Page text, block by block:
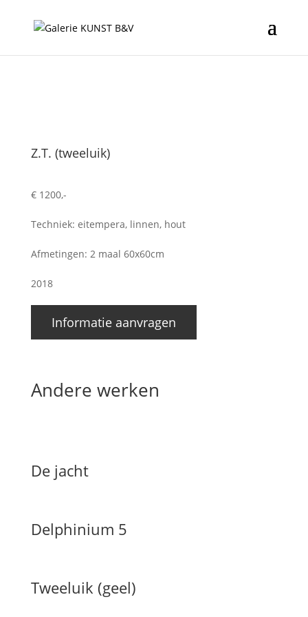
Z.T. (tweeluik)
€ 1200,-
Techniek: eitempera, linnen, hout
Afmetingen: 2 maal 60x60cm
2018
Informatie aanvragen
Andere werken
De jacht
Delphinium 5
Tweeluik (geel)